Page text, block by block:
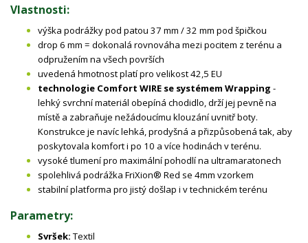
Vlastnosti:
výška podrážky pod patou 37 mm / 32 mm pod špičkou
drop 6 mm = dokonalá rovnováha mezi pocitem z terénu a
odpružením na všech površích
uvedená hmotnost platí pro velikost 42,5 EU
technologie Comfort WIRE se systémem Wrapping -
lehký svrchní materiál obepíná chodidlo, drží jej pevně na
místě a zabraňuje nežádoucímu klouzání uvnitř boty.
Konstrukce je navíc lehká, prodyšná a přizpůsobená tak, aby
poskytovala komfort i po 10 a více hodinách v terénu.
vysoké tlumení pro maximální pohodlí na ultramaratonech
spolehlivá podrážka FriXion® Red se 4mm vzorkem
stabilní platforma pro jistý došlap i v technickém terénu
Parametry:
Svršek: Textil